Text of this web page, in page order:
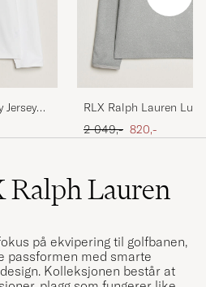
Jersey
RLX Ralph Lauren
Half Zip Andover
Ordinær pris
2 049,- Nedsatt pris
820,-
Lauren
på ekvipering til golfbanen,
passformen med smarte
Kolleksjonen består at